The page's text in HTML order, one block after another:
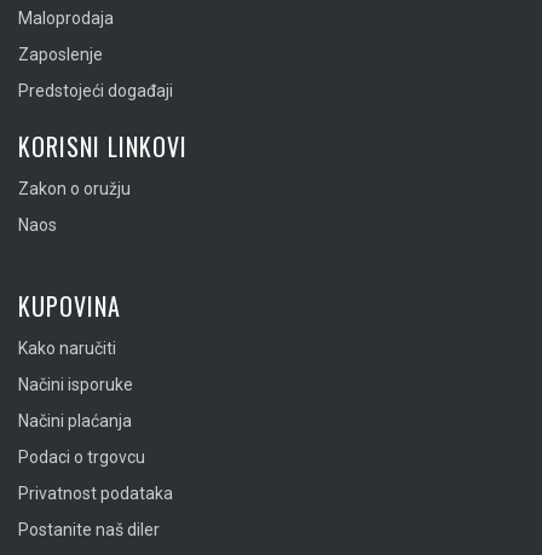
Maloprodaja
Zaposlenje
Predstojeći događaji
KORISNI LINKOVI
Zakon o oružju
Naos
KUPOVINA
Kako naručiti
Načini isporuke
Načini plaćanja
Podaci o trgovcu
Privatnost podataka
Postanite naš diler